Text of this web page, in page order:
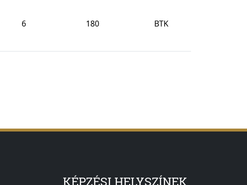
6 180 BTK
KÉPZÉSI HELYSZÍNEK